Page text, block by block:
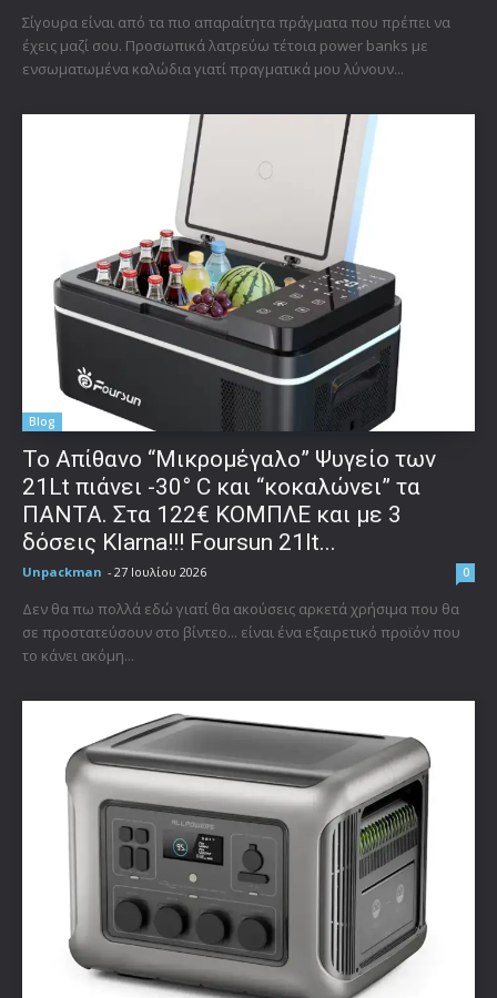
Σίγουρα είναι από τα πιο απαραίτητα πράγματα που πρέπει να
έχεις μαζί σου. Προσωπικά λατρεύω τέτοια power banks με
ενσωματωμένα καλώδια γιατί πραγματικά μου λύνουν...
Blog
Το Απίθανο “Μικρομέγαλο” Ψυγείο των
21Lt πιάνει -30° C και “κοκαλώνει” τα
ΠΑΝΤΑ. Στα 122€ ΚΟΜΠΛΕ και με 3
δόσεις Klarna!!! Foursun 21lt...
Unpackman - 27 Ιουλίου 2026 0
Δεν θα πω πολλά εδώ γιατί θα ακούσεις αρκετά χρήσιμα που θα
σε προστατεύσουν στο βίντεο... είναι ένα εξαιρετικό προϊόν που
το κάνει ακόμη...